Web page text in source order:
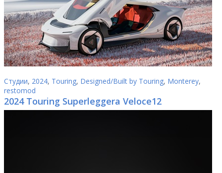
Студии, 2024, Touring, Designed/Built by Touring, Monterey,
restomod
2024 Touring Superleggera Veloce12